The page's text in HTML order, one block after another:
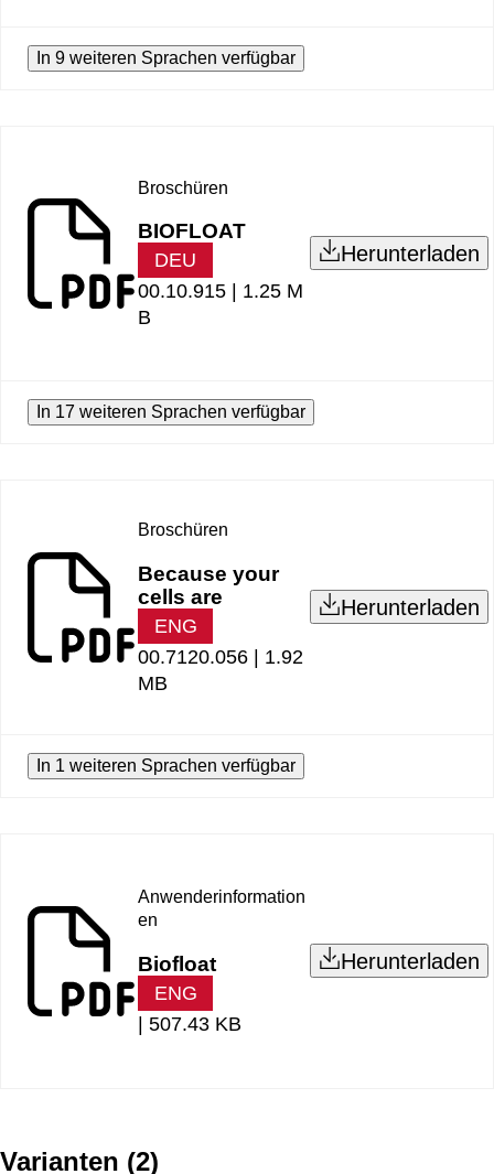
In 9 weiteren Sprachen verfügbar
Broschüren
BIOFLOAT
DEU
00.10.915 | 1.25 M
B
Herunterladen
In 17 weiteren Sprachen verfügbar
Broschüren
Because your
cells are
ENG
00.7120.056 | 1.92
MB
Herunterladen
In 1 weiteren Sprachen verfügbar
Anwenderinformation
en
Biofloat
ENG
| 507.43 KB
Herunterladen
Varianten (2)